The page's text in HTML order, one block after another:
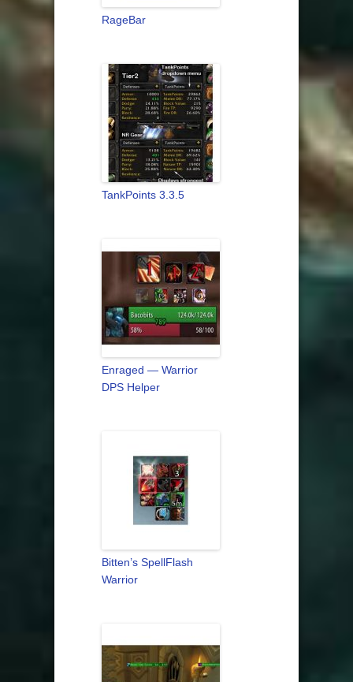
RageBar
TankPoints 3.3.5
Enraged — Warrior
DPS Helper
Bitten’s SpellFlash
Warrior